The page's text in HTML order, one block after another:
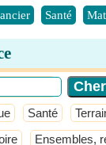
Santé
Santé
Ensembles,